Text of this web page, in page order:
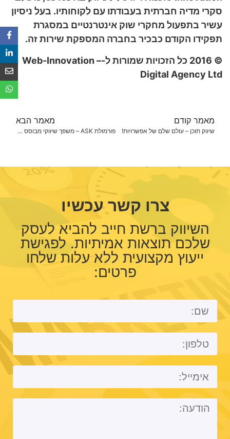
סקרי מדיה חברתית בעבודתו עם לקוחותיו. בעל ניסיון
עשיר בתפעול מחקרי שוק אינטרנטיים במסגרת
תפקידו הקודם כבכיר בחברה המספקת שירות זה.
© 2016 כל הזכויות שמורות ל-
Web-Innovation –
Digital Agency Ltd
מאמר קודם
שיווק תוכן – עולם שלם של אפשרויות!
מאמר הבא
פורמולת ASK – משפך שיווקי מבוסס סקרים
צרו קשר עכשיו
השיווק ברשת חייב להביא לעסק
שלכם תוצאות אמיתיות. לפגישת
ייעוץ מקצועית ללא עלות שלחו
פרטים: